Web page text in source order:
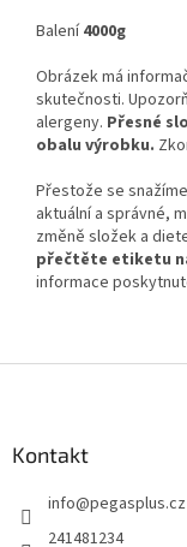
Balení 4000g
Obrázek má
skutečnosti.
alergeny. Přesné
obalu výrobku.
Přestože se
aktuální a správné,
změně složek a
přečtěte etiketu
informace
Kontakt
info@pegasplus.cz
241481234